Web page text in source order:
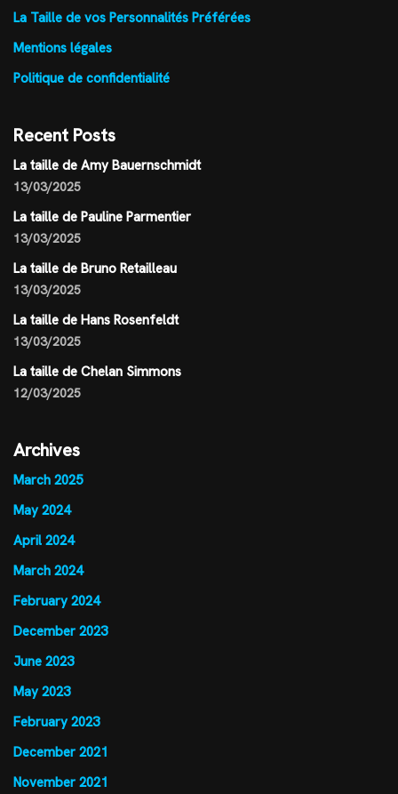
La Taille de vos Personnalités Préférées
Mentions légales
Politique de confidentialité
Recent Posts
La taille de Amy Bauernschmidt
13/03/2025
La taille de Pauline Parmentier
13/03/2025
La taille de Bruno Retailleau
13/03/2025
La taille de Hans Rosenfeldt
13/03/2025
La taille de Chelan Simmons
12/03/2025
Archives
March 2025
May 2024
April 2024
March 2024
February 2024
December 2023
June 2023
May 2023
February 2023
December 2021
November 2021